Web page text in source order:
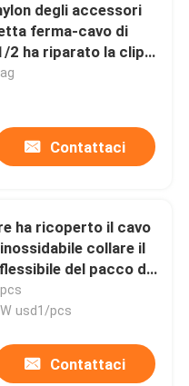
degli accessori
ferma-cavo di
2 ha riparato la clip
Thincness del
Contattaci
ha ricoperto il cavo
collare il
del pacco del
usd1/pcs
Contattaci